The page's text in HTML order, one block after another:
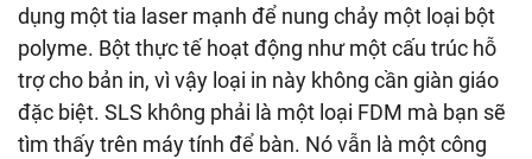
dụng một tia laser mạnh để nung chảy một loại bột
polyme. Bột thực tế hoạt động như một cấu trúc hỗ
trợ cho bản in, vì vậy loại in này không cần giàn giáo
đặc biệt. SLS không phải là một loại FDM mà bạn sẽ
tìm thấy trên máy tính để bàn. Nó vẫn là một công